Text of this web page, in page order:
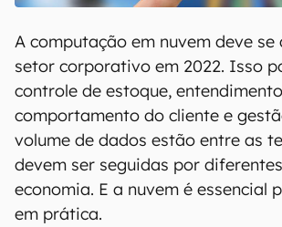
A computação em nuvem deve se
setor corporativo em 2022. Isso
controle de estoque,
comportamento do cliente e
volume de dados estão entre as
devem ser seguidas por
economia. E a nuvem é essencial
em prática.